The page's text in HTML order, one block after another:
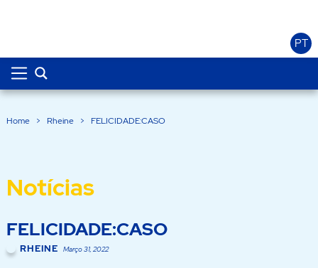
PT
Home > Rheine > FELICIDADE:CASO
Notícias
FELICIDADE:CASO
RHEINE Março 31, 2022